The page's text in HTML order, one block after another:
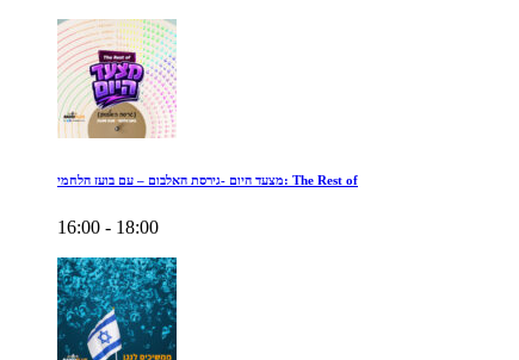
מצעד היום -גירסת האלבום – עם בועז הלחמי: The Rest of
16:00 - 18:00